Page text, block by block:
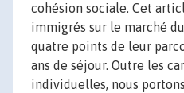
cohésion sociale. Cet
immigrés sur le marché
quatre points de leur
ans de séjour. Outre les
individuelles, nous